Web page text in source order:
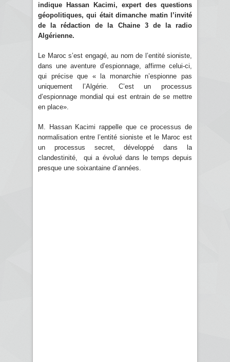
indique Hassan Kacimi, expert des questions
géopolitiques, qui était dimanche matin l’invité
de la rédaction de la Chaine 3 de la radio
Algérienne.
Le Maroc s’est engagé, au nom de l’entité sioniste,
dans une aventure d’espionnage, affirme celui-ci,
qui précise que « la monarchie n’espionne pas
uniquement l’Algérie. C’est un processus
d’espionnage mondial qui est entrain de se mettre
en place».
M. Hassan Kacimi rappelle que ce processus de
normalisation entre l’entité sioniste et le Maroc est
un processus secret, développé dans la
clandestinité, qui a évolué dans le temps depuis
presque une soixantaine d’années.